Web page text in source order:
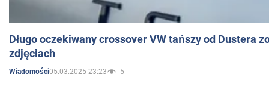
Długo oczekiwany crossover VW tańszy od Dustera
zdjęciach
Wiadomości05.03.2025 23:23 5